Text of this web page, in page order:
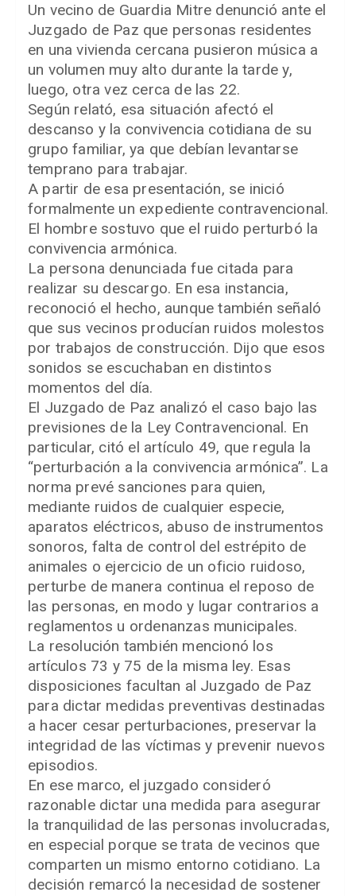
Un vecino de Guardia Mitre denunció ante el
Juzgado de Paz que personas residentes
en una vivienda cercana pusieron música a
un volumen muy alto durante la tarde y,
luego, otra vez cerca de las 22.
Según relató, esa situación afectó el
descanso y la convivencia cotidiana de su
grupo familiar, ya que debían levantarse
temprano para trabajar.
A partir de esa presentación, se inició
formalmente un expediente contravencional.
El hombre sostuvo que el ruido perturbó la
convivencia armónica.
La persona denunciada fue citada para
realizar su descargo. En esa instancia,
reconoció el hecho, aunque también señaló
que sus vecinos producían ruidos molestos
por trabajos de construcción. Dijo que esos
sonidos se escuchaban en distintos
momentos del día.
El Juzgado de Paz analizó el caso bajo las
previsiones de la Ley Contravencional. En
particular, citó el artículo 49, que regula la
“perturbación a la convivencia armónica”. La
norma prevé sanciones para quien,
mediante ruidos de cualquier especie,
aparatos eléctricos, abuso de instrumentos
sonoros, falta de control del estrépito de
animales o ejercicio de un oficio ruidoso,
perturbe de manera continua el reposo de
las personas, en modo y lugar contrarios a
reglamentos u ordenanzas municipales.
La resolución también mencionó los
artículos 73 y 75 de la misma ley. Esas
disposiciones facultan al Juzgado de Paz
para dictar medidas preventivas destinadas
a hacer cesar perturbaciones, preservar la
integridad de las víctimas y prevenir nuevos
episodios.
En ese marco, el juzgado consideró
razonable dictar una medida para asegurar
la tranquilidad de las personas involucradas,
en especial porque se trata de vecinos que
comparten un mismo entorno cotidiano. La
decisión remarcó la necesidad de sostener